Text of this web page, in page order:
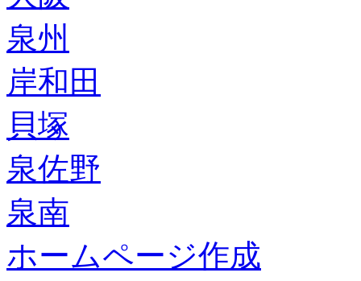
泉州
岸和田
貝塚
泉佐野
泉南
ホームページ作成